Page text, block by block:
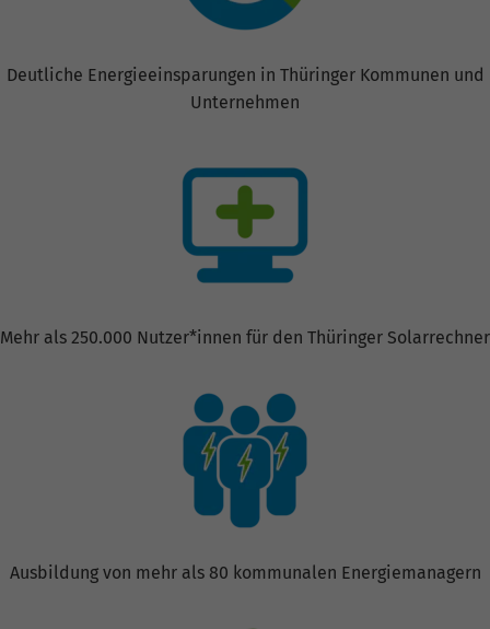
Deutliche Energieeinsparungen in Thüringer Kommunen und
Unternehmen
Mehr als 250.000 Nutzer*innen für den Thüringer Solarrechner
Ausbildung von mehr als 80 kommunalen Energiemanagern